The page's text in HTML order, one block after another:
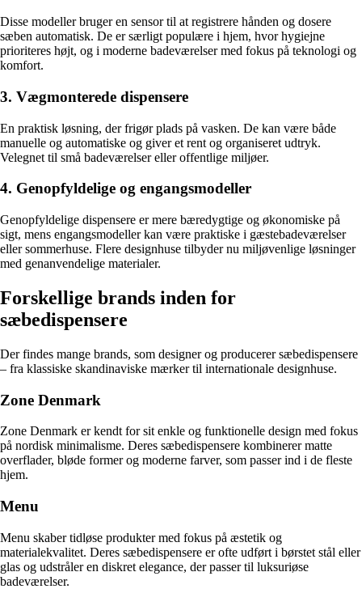
Disse modeller bruger en sensor til at registrere hånden og dosere
sæben automatisk. De er særligt populære i hjem, hvor hygiejne
prioriteres højt, og i moderne badeværelser med fokus på teknologi og
komfort.
3. Vægmonterede dispensere
En praktisk løsning, der frigør plads på vasken. De kan være både
manuelle og automatiske og giver et rent og organiseret udtryk.
Velegnet til små badeværelser eller offentlige miljøer.
4. Genopfyldelige og engangsmodeller
Genopfyldelige dispensere er mere bæredygtige og økonomiske på
sigt, mens engangsmodeller kan være praktiske i gæstebadeværelser
eller sommerhuse. Flere designhuse tilbyder nu miljøvenlige løsninger
med genanvendelige materialer.
Forskellige brands inden for
sæbedispensere
Der findes mange brands, som designer og producerer sæbedispensere
– fra klassiske skandinaviske mærker til internationale designhuse.
Zone Denmark
Zone Denmark er kendt for sit enkle og funktionelle design med fokus
på nordisk minimalisme. Deres sæbedispensere kombinerer matte
overflader, bløde former og moderne farver, som passer ind i de fleste
hjem.
Menu
Menu skaber tidløse produkter med fokus på æstetik og
materialekvalitet. Deres sæbedispensere er ofte udført i børstet stål eller
glas og udstråler en diskret elegance, der passer til luksuriøse
badeværelser.